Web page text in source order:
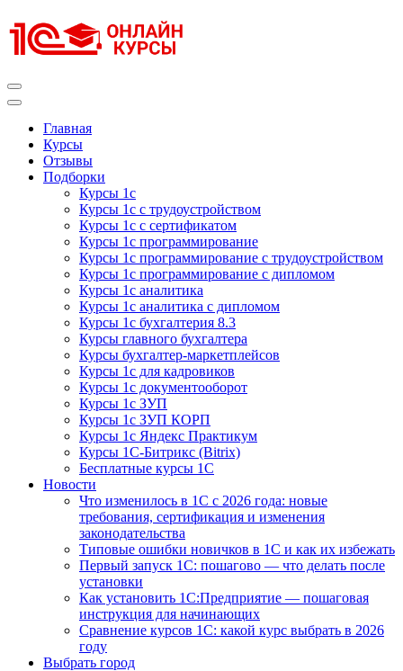
к
содержимому
Главная
Курсы
Отзывы
Подборки
Курсы 1с
Курсы 1с с трудоустройством
Курсы 1с с сертификатом
Курсы 1с программирование
Курсы 1с программирование с трудоустройством
Курсы 1с программирование с дипломом
Курсы 1с аналитика
Курсы 1с аналитика с дипломом
Курсы 1с бухгалтерия 8.3
Курсы главного бухгалтера
Курсы бухгалтер-маркетплейсов
Курсы 1с для кадровиков
Курсы 1с документооборот
Курсы 1с ЗУП
Курсы 1с ЗУП КОРП
Курсы 1с Яндекс Практикум
Курсы 1С-Битрикс (Bitrix)
Бесплатные курсы 1С
Новости
Что изменилось в 1С с 2026 года: новые
требования, сертификация и изменения
законодательства
Типовые ошибки новичков в 1С и как их избежать
Первый запуск 1С: пошагово — что делать после
установки
Как установить 1С:Предприятие — пошаговая
инструкция для начинающих
Сравнение курсов 1С: какой курс выбрать в 2026
году
Выбрать город